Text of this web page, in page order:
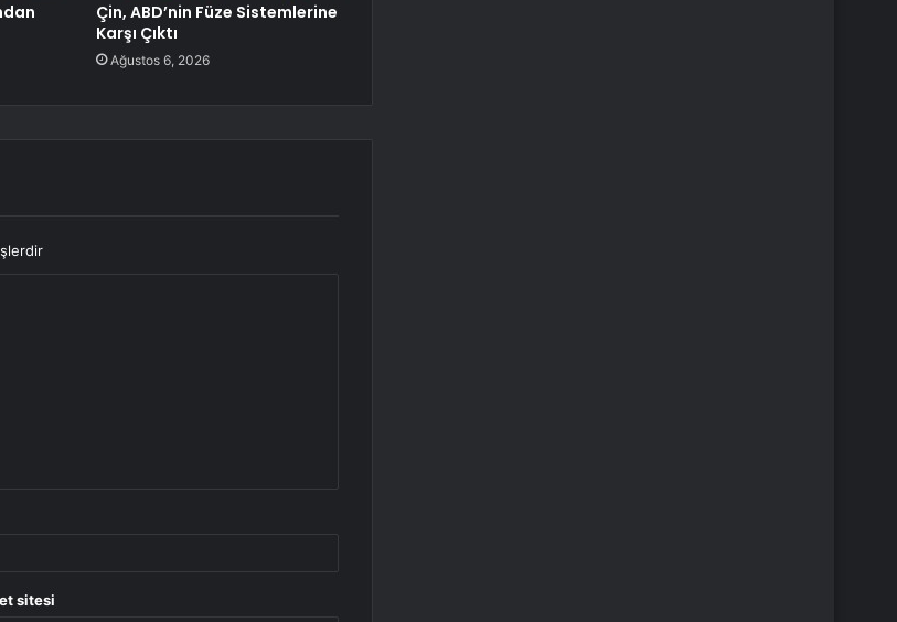
Çin, ABD’nin Füze Sistemlerine
Karşı Çıktı
Ağustos 6, 2026
sitesi